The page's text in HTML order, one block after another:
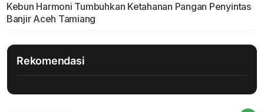
Kebun Harmoni Tumbuhkan Ketahanan Pangan Penyintas
Banjir Aceh Tamiang
Rekomendasi